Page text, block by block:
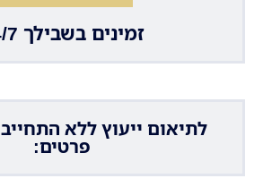
זמינים בשבילך 24/7
לתיאום ייעוץ ללא
פרטים: